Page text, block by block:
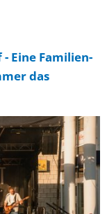
Eine Familien-
das